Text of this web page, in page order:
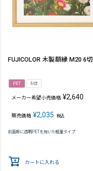
FUJICOLOR 木製額縁 M20 6切
PET 6切
メーカー希望小売価格 ¥2,640
販売価格 ¥2,035 税込
前面板に透明PETを用いた軽量タイプ
カートに入れる